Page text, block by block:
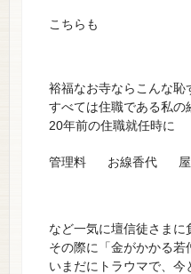
こちらも
裕福なお寺ならこんな
すべては住職である私の
20年前の住職就任時に
管理料 お線香代
など一気に壇信徒さまに
その際に「金がかかる
いまだにトラウマで、